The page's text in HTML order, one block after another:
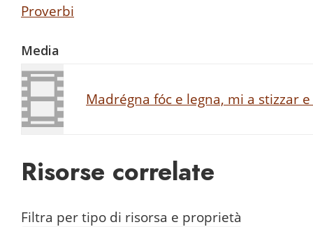
Proverbi
Media
Madrégna fóc e legna, mi a stizzar
Risorse correlate
Filtra per tipo di risorsa e proprietà